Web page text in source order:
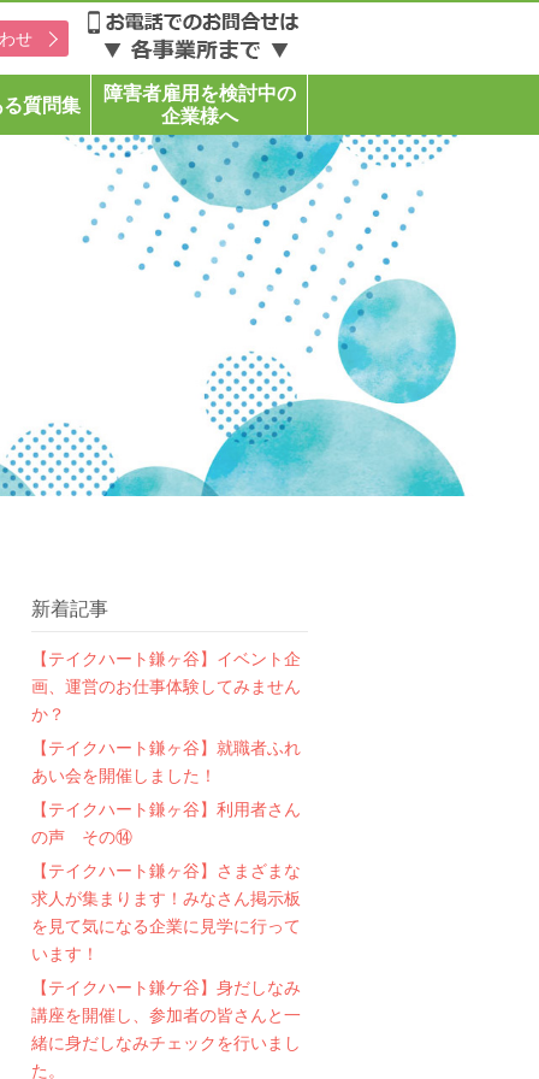
せ
質問集
障害者雇用を検討中の
企業様へ
新着記事
【テイクハート鎌ヶ谷】イベント企
画、運営のお仕事体験してみません
か？
【テイクハート鎌ヶ谷】就職者ふれ
あい会を開催しました！
【テイクハート鎌ヶ谷】利用者さん
の声 その⑭
【テイクハート鎌ヶ谷】さまざまな
求人が集まります！みなさん掲示板
を見て気になる企業に見学に行って
います！
【テイクハート鎌ケ谷】身だしなみ
講座を開催し、参加者の皆さんと一
緒に身だしなみチェックを行いまし
た。